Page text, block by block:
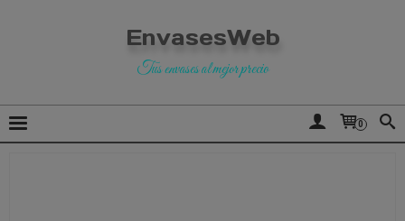
EnvasesWeb
Tus envases al mejor precio
0